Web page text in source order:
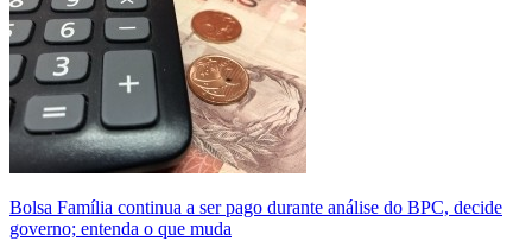
Bolsa Família continua a ser pago durante análise do BPC, decide
governo; entenda o que muda